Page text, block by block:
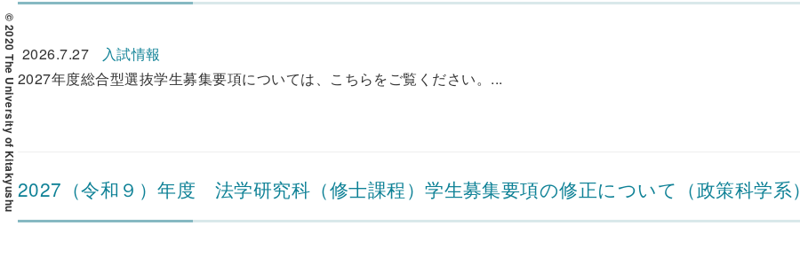
© 2020 The University of Kitakyushu 2026.7.27
入試情報
2027年度総合型選抜学生募集要項については、こちらをご覧ください。...
2027（令和９）年度 法学研究科（修士課程）学生募集要項の修正について（政策科学系）